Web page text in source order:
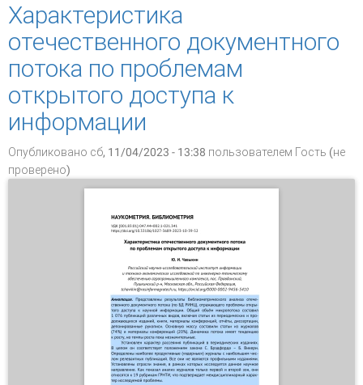
Характеристика
отечественного документного
потока по проблемам
открытого доступа к
информации
Опубликовано сб, 11/04/2023 - 13:38 пользователем Гость (не
проверено)